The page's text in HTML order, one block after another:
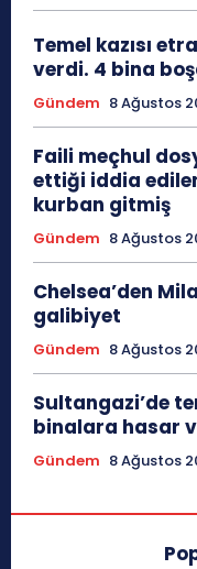
Temel kazısı
verdi. 4 bina
Gündem 8 Ağustos
Faili meçhul
ettiği iddia
kurban gitmiş
Gündem 8 Ağustos
Chelsea’den
galibiyet
Gündem 8 Ağustos
Sultangazi’de
binalara hasar
Gündem 8 Ağustos